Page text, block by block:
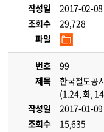
작성일
2017-02-08
조회수
29,728
파일
번호
99
제목
한국철도공
(1.24, 화,
작성일
2017-01-09
조회수
15,635